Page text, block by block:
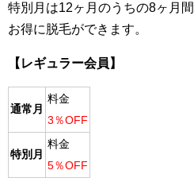
特別月は12ヶ月のうちの8ヶ月
お得に脱毛ができます。
【レギュラー会員】
通常月
料金
3％OFF
特別月
料金
5％OFF